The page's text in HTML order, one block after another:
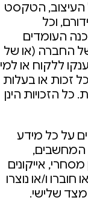
העיצוב, הטקסט
וכל
העומדים
של החברה (או של
ללקוח או למי
זכות או בעלות
כל הזכויות הינן
על כל מידע
המחשבים,
מסחרי, אייקונים
חוברו ו/או נוצרו
מצד שלישי.